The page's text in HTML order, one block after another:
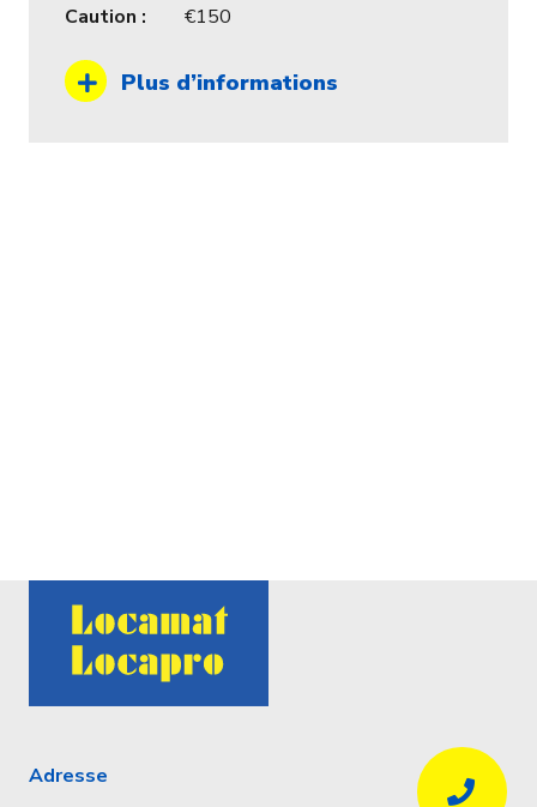
Caution :
150
Plus d’informations
Adresse